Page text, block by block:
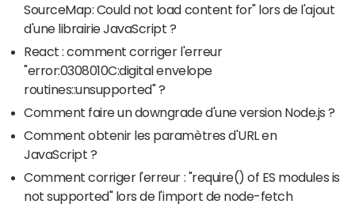
SourceMap: Could not load content for" lors de l'ajout
d'une librairie JavaScript ?
React : comment corriger l'erreur
"error:0308010C:digital envelope
routines::unsupported" ?
Comment faire un downgrade d'une version Node.js ?
Comment obtenir les paramètres d'URL en
JavaScript ?
Comment corriger l'erreur : "require() of ES modules is
not supported" lors de l'import de node-fetch